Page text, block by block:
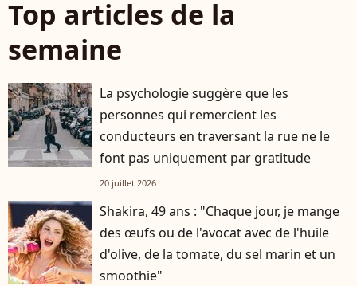
Top articles de la
semaine
La psychologie suggère que les
personnes qui remercient les
conducteurs en traversant la rue ne le
font pas uniquement par gratitude
20 juillet 2026
Shakira, 49 ans : "Chaque jour, je mange
des œufs ou de l'avocat avec de l'huile
d'olive, de la tomate, du sel marin et un
smoothie"